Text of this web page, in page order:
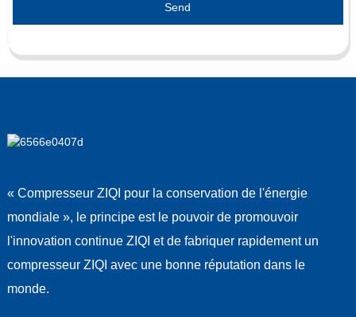
Send
« Compresseur ZIQI pour la conservation de l'énergie
mondiale », le principe est le pouvoir de promouvoir
l'innovation continue ZIQI et de fabriquer rapidement un
compresseur ZIQI avec une bonne réputation dans le
monde.